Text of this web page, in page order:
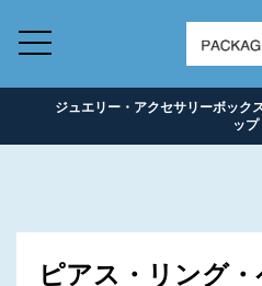
ジュエリー・アクセサリーボック
ップ
ピアス・リング